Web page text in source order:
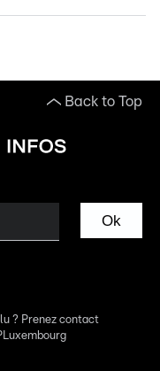
Back to Top
Ok
? Prenez contact